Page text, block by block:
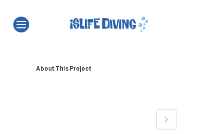
About This Project